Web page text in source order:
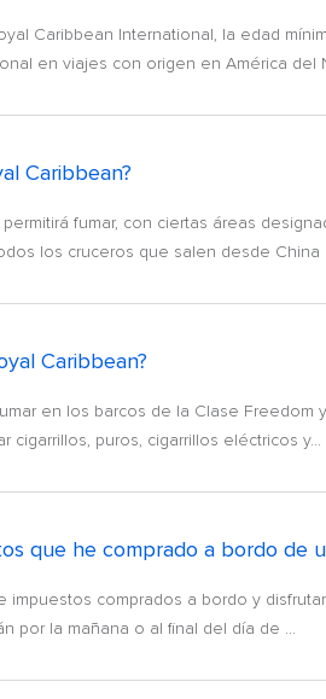
Caribbean International, la edad
en viajes con origen en América del
Caribbean?
fumar, con ciertas áreas
los cruceros que salen desde China
Caribbean?
en los barcos de la Clase
puros, cigarrillos eléctricos y...
que he comprado a bordo de
comprados a bordo y
por la mañana o al final del día de ...